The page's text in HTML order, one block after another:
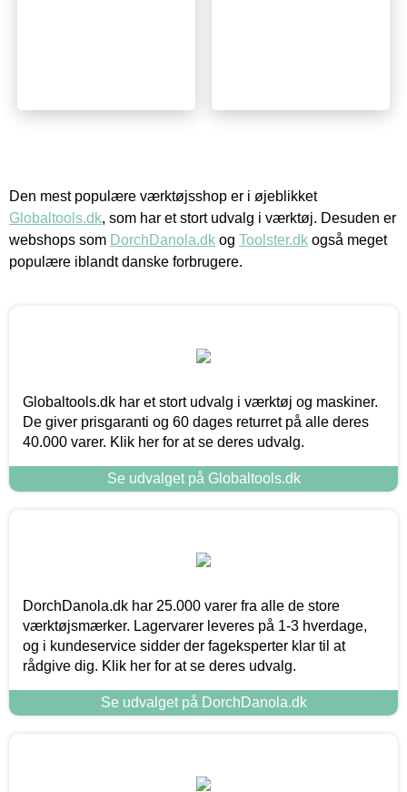
Den mest populære værktøjsshop er i øjeblikket
Globaltools.dk, som har et stort udvalg i værktøj. Desuden er
webshops som DorchDanola.dk og Toolster.dk også meget
populære iblandt danske forbrugere.
Globaltools.dk har et stort udvalg i værktøj og maskiner.
De giver prisgaranti og 60 dages returret på alle deres
40.000 varer. Klik her for at se deres udvalg.
Se udvalget på Globaltools.dk
DorchDanola.dk har 25.000 varer fra alle de store
værktøjsmærker. Lagervarer leveres på 1-3 hverdage,
og i kundeservice sidder der fageksperter klar til at
rådgive dig. Klik her for at se deres udvalg.
Se udvalget på DorchDanola.dk